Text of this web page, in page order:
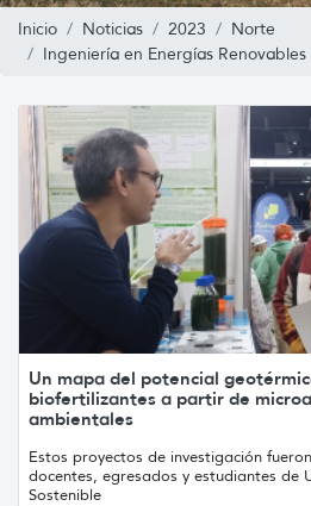
Inicio Noticias 2023
Norte
Ingeniería en Energías Renovables
Un mapa del potencial
biofertilizantes a partir de
ambientales
Estos proyectos de investigación
docentes, egresados y estudiantes de
Sostenible